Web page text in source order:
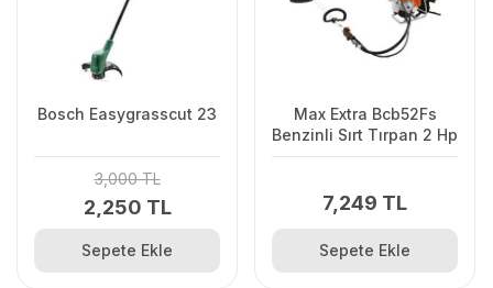
Bosch Easygrasscut 23
3,000 TL
2,250 TL
Sepete Ekle
Max Extra Bcb52Fs
Benzinli Sırt Tırpan 2 Hp
7,249 TL
Sepete Ekle